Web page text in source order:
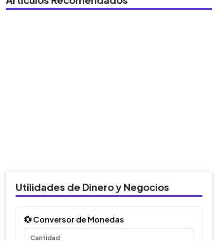
Utilidades de Dinero y Negocios
💱 Conversor de Monedas